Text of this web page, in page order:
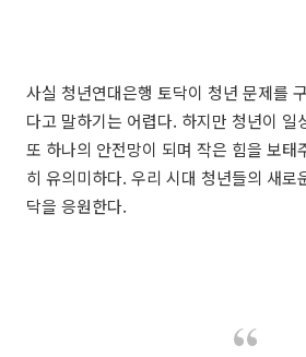
사실 청년연대은행 토닥이 청년 문제를
다고 말하기는 어렵다. 하지만 청년이 일
또 하나의 안전망이 되며 작은 힘을 보태
히 유의미하다. 우리 시대 청년들의 새로
닥을 응원한다.